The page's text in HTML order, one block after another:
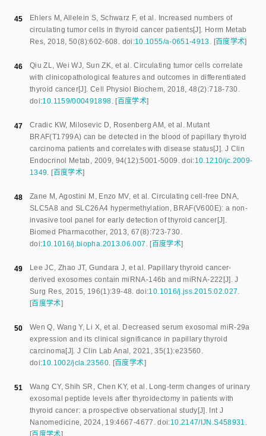
45 Ehlers M , Allelein S, Schwarz F, et al . Increased numbers of
circulating tumor cells in thyroid cancer patients[J]. Horm Metab
Res, 2018,50(8):602-608 . doi:10.1055/a-0651-4913. [百度学术]
46 Qiu ZL, Wei WJ, Sun ZK, et al .Circulating tumor cells correlate
with clinicopathological features and outcomes in differentiated
thyroid cancer[J]. Cell Physiol Biochem, 2018, 48(2):718-730.
doi:10.1159/000491898. [百度学术]
47 Cradic KW, Milosevic D, Rosenberg AM , et al . Mutant
BRAF(T1799A) can be detected in the blood of papillary thyroid
carcinoma patients and correlates with disease status[J]. J Clin
Endocrinol Metab , 2009, 94(12):5001-5009 .doi:10.1210/jc.2009-
1349. [百度学术]
48 Zane M , Agostini M , Enzo MV, et al .Circulating cell-free DNA,
SLC5A8 and SLC26A4 hypermethylation, BRAF(V600E): a non-
invasive tool panel for early detection of thyroid cancer [J].
Biomed Pharmacother, 2013, 67(8):723-730.
doi:10.1016/j.biopha.2013.06.007 . [百度学术]
49 Lee JC, Zhao JT,Gundara J,et al . Papillary thyroid cancer-
derived exosomes contain miRNA-146b and miRNA-222 [J].J
Surg Res, 2015, 196(1):39-48. doi:10.1016/j.jss.2015.02.027.
[百度学术]
50 Wen Q, Wang Y, Li X, et al . Decreased serum exosomal miR-29a
expression and its clinical significance in papillary thyroid
carcinoma[J].J Clin Lab Anal ,2021 ,35(1):e23560.
doi:10.1002/jcla.23560. [百度学术]
51 Wang CY,Shih SR , Chen KY, et al . Long-term changes of urinary
exosomal peptide levels after thyroidectomy in patients with
thyroid cancer: a prospective observational study [J]. Int J
Nanomedicine,2024, 19:4667-4677 .doi:10.2147/IJN.S458931 .
[百度学术]